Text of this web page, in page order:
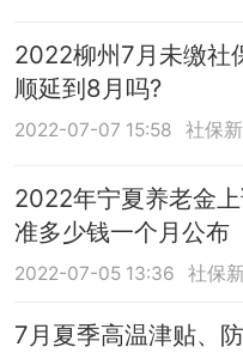
2022柳州7月未缴社
顺延到8月吗?
2022-07-07 15:58 社保
2022年宁夏养老金
准多少钱一个月公布
2022-07-05 13:36 社保
7月夏季高温津贴、